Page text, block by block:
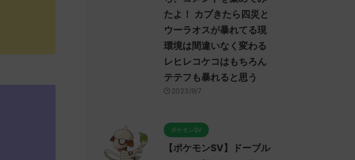
たよ！ カプきたら四災と
ウーラオスが暴れてる現
環境は間違いなく変わる
レヒレコケコはもちろん
テテフも暴れると思う
2023/9/7
ポケモンSV
【ポケモンSV】ドーブル